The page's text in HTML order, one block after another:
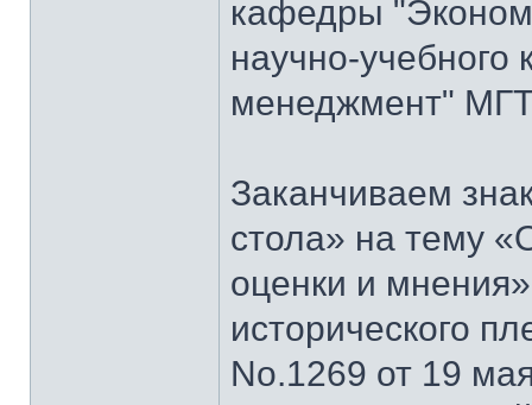
кафедры
научно-
менеджмент"
Заканчиваем
стола» на тему
оценки и
исторического
No.1269 от 19